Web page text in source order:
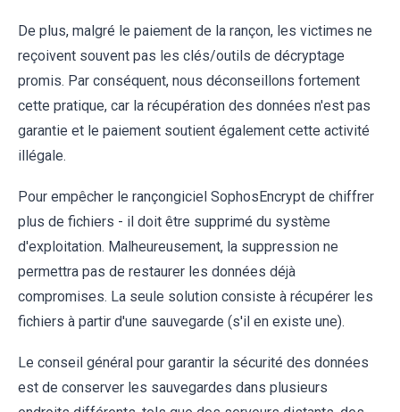
De plus, malgré le paiement de la rançon, les victimes ne
reçoivent souvent pas les clés/outils de décryptage
promis. Par conséquent, nous déconseillons fortement
cette pratique, car la récupération des données n'est pas
garantie et le paiement soutient également cette activité
illégale.
Pour empêcher le rançongiciel SophosEncrypt de chiffrer
plus de fichiers - il doit être supprimé du système
d'exploitation. Malheureusement, la suppression ne
permettra pas de restaurer les données déjà
compromises. La seule solution consiste à récupérer les
fichiers à partir d'une sauvegarde (s'il en existe une).
Le conseil général pour garantir la sécurité des données
est de conserver les sauvegardes dans plusieurs